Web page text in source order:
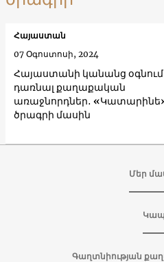
Հայաստանի կանանց օգնում
դառնալ քաղաքական
առաջնորդներ․
ծրագրի մասին
Հայաստան
07 Օգոստոսի, 2024
Մեր
Կապ
Գաղտնիության